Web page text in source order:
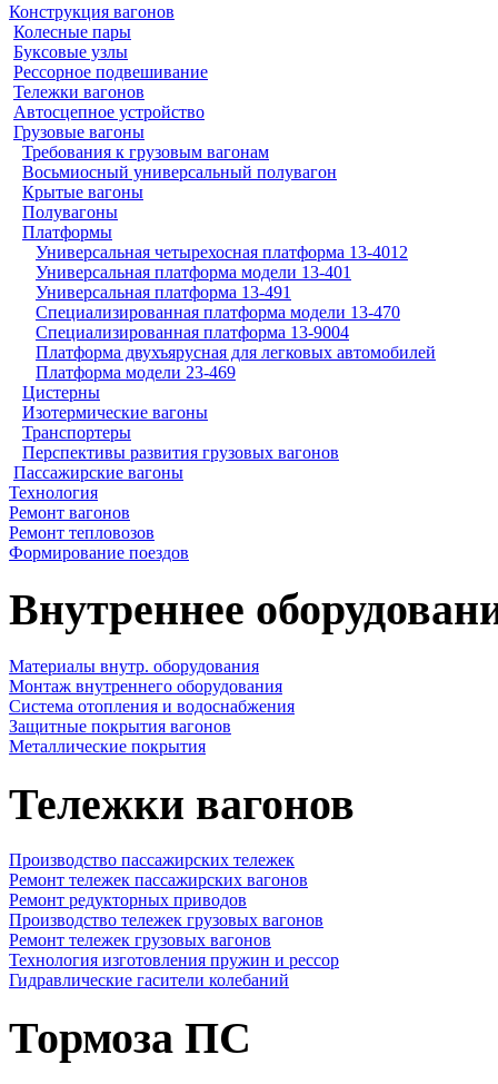
Конструкция вагонов
Колесные пары
Буксовые узлы
Рессорное подвешивание
Тележки вагонов
Автосцепное устройство
Грузовые вагоны
Требования к грузовым вагонам
Восьмиосный универсальный полувагон
Крытые вагоны
Полувагоны
Платформы
Универсальная четырехосная платформа 13-4012
Универсальная платформа модели 13-401
Универсальная платформа 13-491
Специализированная платформа модели 13-470
Специализированная платформа 13-9004
Платформа двухъярусная для легковых автомобилей
Платформа модели 23-469
Цистерны
Изотермические вагоны
Транспортеры
Перспективы развития грузовых вагонов
Пассажирские вагоны
Технология
Ремонт вагонов
Ремонт тепловозов
Формирование поездов
Внутреннее
Материалы внутр. оборудования
Монтаж внутреннего оборудования
Cистема отопления и водоснабжения
Защитные покрытия вагонов
Металлические покрытия
Тележки вагонов
Производство пассажирских тележек
Ремонт тележек пассажирских вагонов
Ремонт редукторных приводов
Производство тележек грузовых вагонов
Ремонт тележек грузовых вагонов
Технология изготовления пружин и рессор
Гидравлические гасители колебаний
Тормоза ПС